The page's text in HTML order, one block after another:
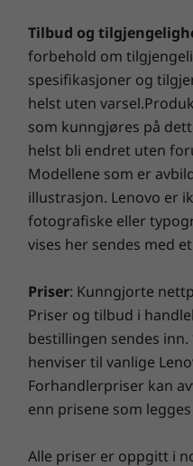
(Trusted Platform
kryptering til å
hacking betydelig.
og nettverksporter
ta det helt med ro. I
et BIOS-passord og
sikre begrenset
sikkerhet kan du
for sidedeksel for å
uvedkommende får
-2 x PS/2
-2 x USB-A
-4 x USB-A (USB 10
10-Ethernet (RJ45)
Tilbud og
forbehold om
spesifikasjoner og
helst uten
som kunngjøres på
helst bli endret uten
Modellene som er
illustrasjon. Lenovo er
fotografiske eller
vises her sendes med
Priser: Kunngjorte
Priser og tilbud i
bestillingen sendes
henviser til vanlige
Forhandlerpriser kan
enn prisene som
Alle priser er oppgitt i